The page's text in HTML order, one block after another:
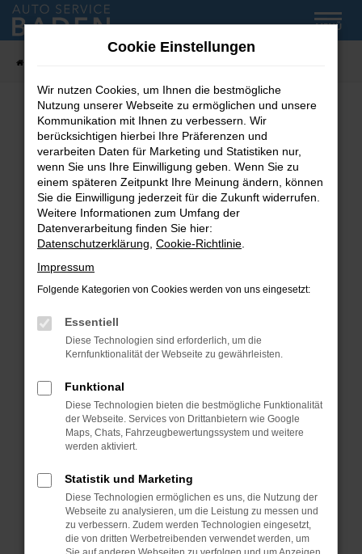
Zum
Hauptinhalt
MENÜ
Fehler: Network Error
Beim Laden ist ein Fehler aufgetreten.
Hier sind ein paar Tipps, die dir helfen können:
Überprüfe deine Firewall und deine
Internetverbindung.
Laden andere Webseiten, zum Beispiel deine
Suchmaschine?
Prüfe deine Browsererweiterungen.
können das Laden bestimmter Seiten
verhindern. Funktioniert die Seite in einem
Fenster?
Starte dein Gerät neu.
Das kann manchmal helfen, vorübergehende
Probleme zu beheben.
Betriebssystem auf dem neuesten Stand
sind.
Veraltete Software birgt nicht nur ein
Sicherheitsrisiko, sondern kann auch dazu
Cookie Einstellungen
Wir nutzen Cookies, um Ihnen die bestmögliche
Nutzung unserer Webseite zu ermöglichen und unsere
Kommunikation mit Ihnen zu verbessern. Wir
berücksichtigen hierbei Ihre Präferenzen und
verarbeiten Daten für Marketing und Statistiken nur,
wenn Sie uns Ihre Einwilligung geben. Wenn Sie zu
einem späteren Zeitpunkt Ihre Meinung ändern, können
Sie die Einwilligung jederzeit für die Zukunft widerrufen.
Weitere Informationen zum Umfang der
Datenverarbeitung finden Sie hier:
Datenschutzerklärung Cookie-Richtlinie
Impressum
Folgende Kategorien von Cookies werden von uns eingesetzt:
Essentiell
Diese Technologien sind erforderlich, um die
Kernfunktionalität der Webseite zu gewährleisten.
Funktional
Diese Technologien bieten die bestmögliche Funktionalität
der Webseite. Services von Drittanbietern wie Google
Maps, Chats, Fahrzeugbewertungssystem und weitere
werden aktiviert.
Statistik und Marketing
Diese Technologien ermöglichen es uns, die Nutzung der
Webseite zu analysieren, um die Leistung zu messen und
zu verbessern. Zudem werden Technologien eingesetzt,
die von dritten Werbetreibenden verwendet werden, um